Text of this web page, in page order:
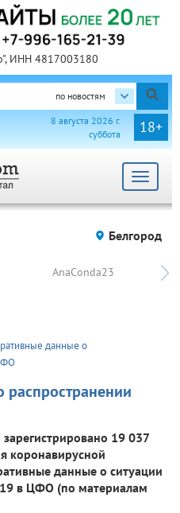
ИНН 4817003180
по новостям
18+
8 августа 2026 г.
суббота
Toggle
Белгород
AnaConda23
данные о
19 037
коронавирусной
данные о ситуации
19 в ЦФО (по материалам